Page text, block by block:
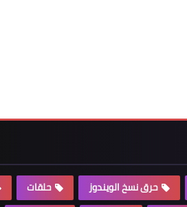
حرق نسخ الويندوز حلقات